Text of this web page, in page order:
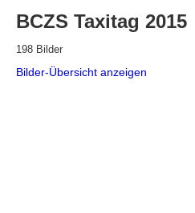
BCZS Taxitag 2015
198 Bilder
Bilder-Übersicht anzeigen